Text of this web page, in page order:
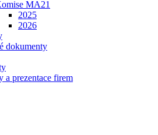
MA21
2025
2026
dokumenty
a prezentace firem